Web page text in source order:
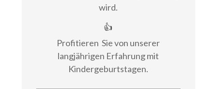
wird.
👍
Profitieren Sie von unserer
langjährigen Erfahrung mit
Kindergeburtstagen.